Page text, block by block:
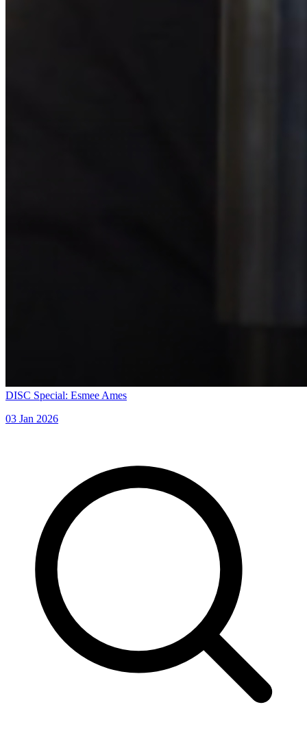
DISC Special: Esmee Ames
03 Jan 2026